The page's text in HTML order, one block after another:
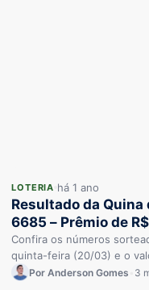
LOTERIA há 1 ano
Resultado da
6685 – Prêmio de
Confira os números
quinta-feira (20/03) e o
Por Anderson Gomes 3